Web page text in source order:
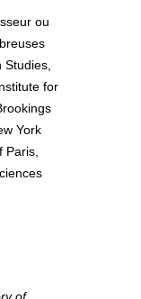
ou
for
York
Paris,
of